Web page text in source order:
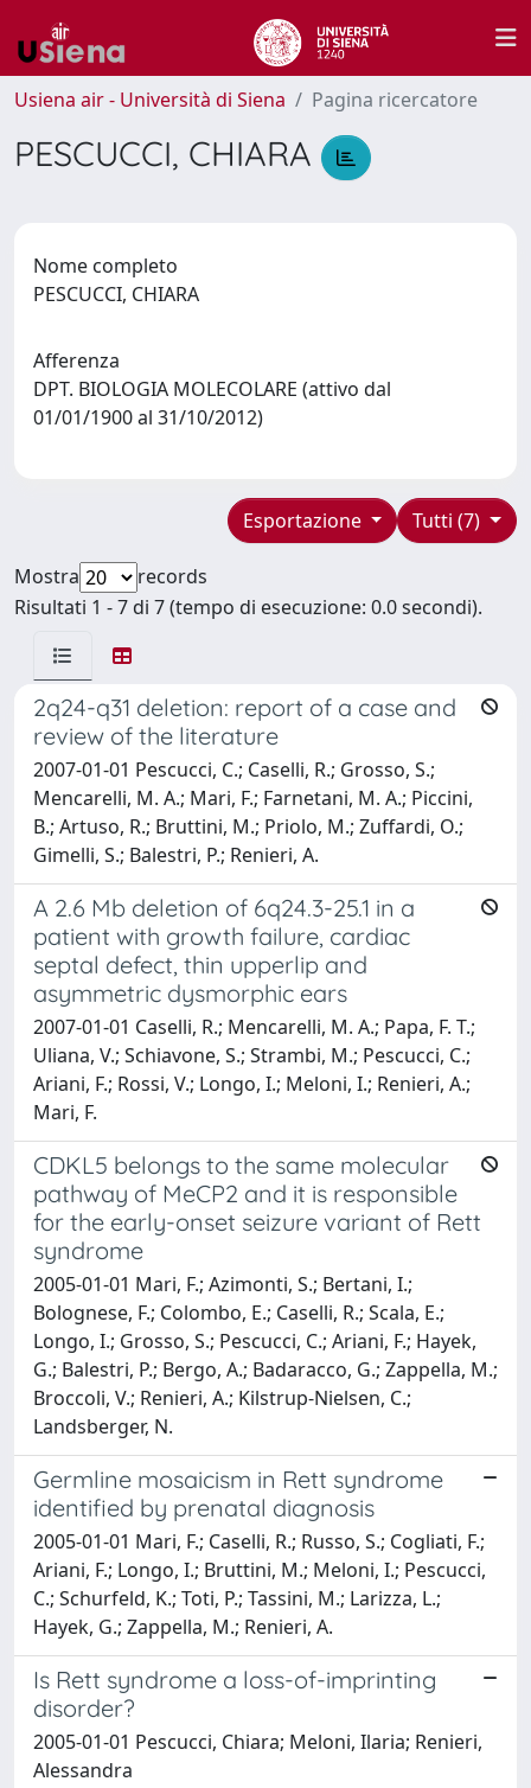
Usiena air - Università di Siena Pagina ricercatore
PESCUCCI, CHIARA
Nome completo
PESCUCCI, CHIARA
Afferenza
DPT. BIOLOGIA MOLECOLARE (attivo dal
01/01/1900 al 31/10/2012)
Tutti (7)
Esportazione
Mostra
records
Risultati 1 - 7 di 7 (tempo di esecuzione: 0.0 secondi).
2q24-q31 deletion: report of a case and
review of the literature
2007-01-01 Pescucci, C.; Caselli, R.; Grosso, S.;
Mencarelli, M. A.; Mari, F.; Farnetani, M. A.; Piccini,
B.; Artuso, R.; Bruttini, M.; Priolo, M.; Zuffardi, O.;
Gimelli, S.; Balestri, P.; Renieri, A.
A 2.6 Mb deletion of 6q24.3-25.1 in a
patient with growth failure, cardiac
septal defect, thin upperlip and
asymmetric dysmorphic ears
2007-01-01 Caselli, R.; Mencarelli, M. A.; Papa, F. T.;
Uliana, V.; Schiavone, S.; Strambi, M.; Pescucci, C.;
Ariani, F.; Rossi, V.; Longo, I.; Meloni, I.; Renieri, A.;
Mari, F.
CDKL5 belongs to the same molecular
pathway of MeCP2 and it is responsible
for the early-onset seizure variant of Rett
syndrome
2005-01-01 Mari, F.; Azimonti, S.; Bertani, I.;
Bolognese, F.; Colombo, E.; Caselli, R.; Scala, E.;
Longo, I.; Grosso, S.; Pescucci, C.; Ariani, F.; Hayek,
G.; Balestri, P.; Bergo, A.; Badaracco, G.; Zappella, M.;
Broccoli, V.; Renieri, A.; Kilstrup-Nielsen, C.;
Landsberger, N.
Germline mosaicism in Rett syndrome
identified by prenatal diagnosis
2005-01-01 Mari, F.; Caselli, R.; Russo, S.; Cogliati, F.;
Ariani, F.; Longo, I.; Bruttini, M.; Meloni, I.; Pescucci,
C.; Schurfeld, K.; Toti, P.; Tassini, M.; Larizza, L.;
Hayek, G.; Zappella, M.; Renieri, A.
Is Rett syndrome a loss-of-imprinting
disorder?
2005-01-01 Pescucci, Chiara; Meloni, Ilaria; Renieri,
Alessandra